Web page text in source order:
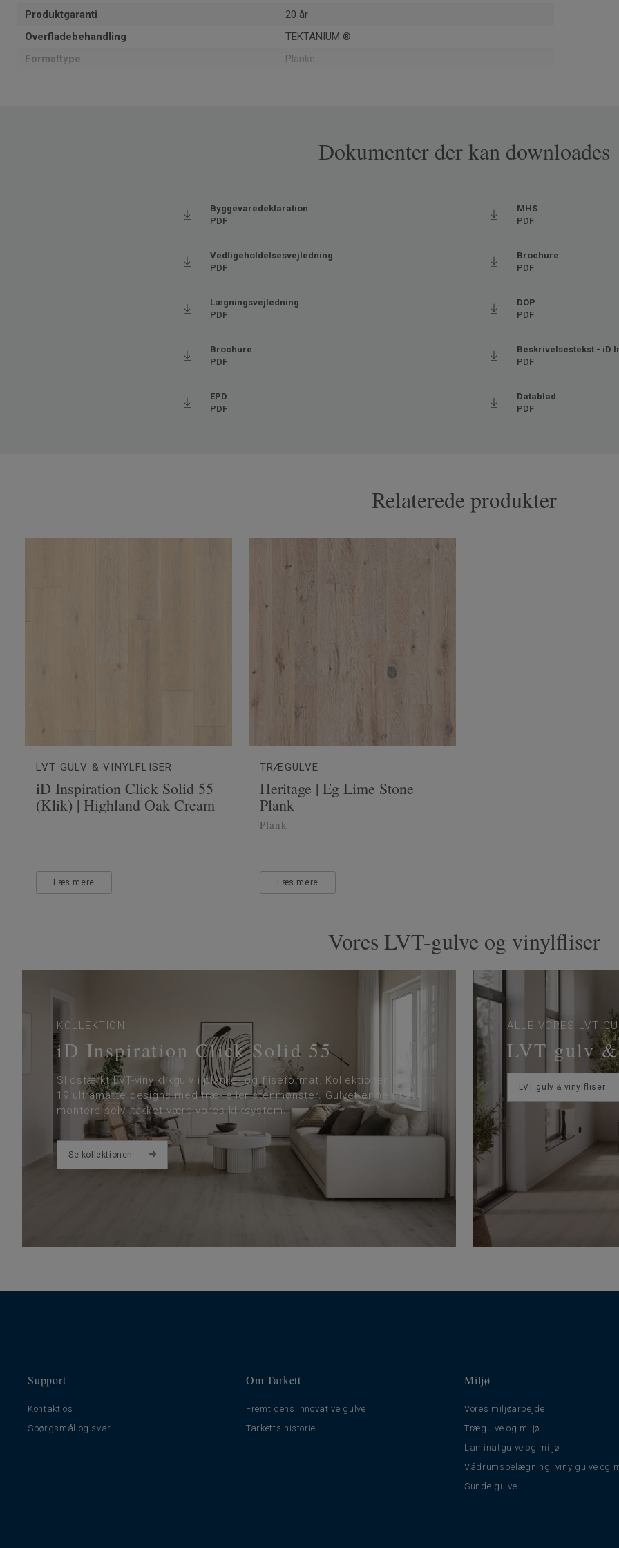
Produktgaranti
20 år
Overfladebehandling
TEKTANIUM ®
Formattype
Planke
8.85
24616216
33 Høj trafik
Dokumenter der kan downloades
Byggevaredeklaration
PDF
MHS
PDF
Vedligeholdelsesvejledning
PDF
Brochure
PDF
Lægningsvejledning
PDF
DOP
PDF
Brochure
PDF
Beskrivelsestekst - iD
PDF
EPD
PDF
Datablad
PDF
Relaterede produkter
LVT GULV & VINYLFLISER
iD Inspiration Click Solid 55
(Klik) | Highland Oak Cream
Læs mere
TRÆGULVE
Heritage | Eg Lime Stone
Plank
Plank
Læs mere
Vores LVT-gulve og vinylfliser
KOLLEKTION
iD Inspiration Click Solid 55
Slidstærkt LVT-vinylklikgulv i planke- og fliseformat. Kollektionen fås i
19 ultramatte designs med træ- eller stenmønster. Gulvet er nemt at
montere selv, takket være vores kliksystem.
Se kollektionen
ALLE VORES LVT
LVT gulv
LVT gulv & vinylfliser
Support
Kontakt os
Spørgsmål og svar
Om Tarkett
Fremtidens innovative gulve
Tarketts historie
Miljø
Vores miljøarbejde
Trægulve og miljø
Laminatgulve og miljø
Vådrumsbelægning, vinylgulve og
Sunde gulve